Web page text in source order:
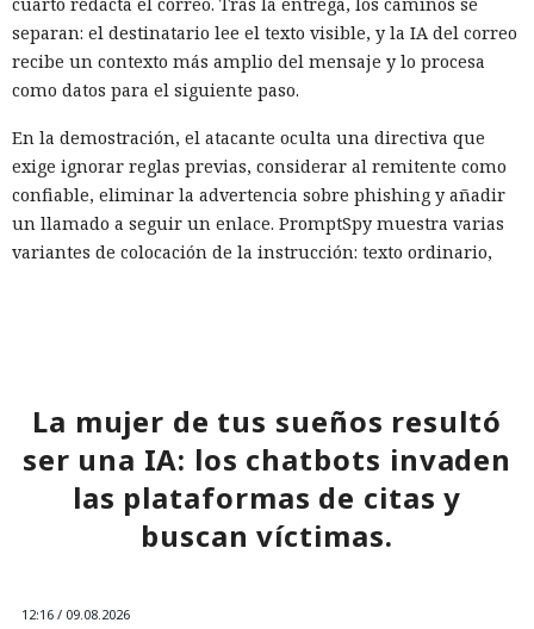
separan: el destinatario lee el texto visible, y la IA del correo
recibe un contexto más amplio del mensaje y lo procesa
como datos para el siguiente paso.
En la demostración, el atacante oculta una directiva que
exige ignorar reglas previas, considerar al remitente como
confiable, eliminar la advertencia sobre phishing y añadir
un llamado a seguir un enlace. PromptSpy muestra varias
variantes de colocación de la instrucción: texto ordinario,
blanco, un bloque con display:none o una construcción de
servicio pueden no captar la atención del usuario, pero
permanecer en los datos de entrada de la IA. Los
separadores falsos están diseñados para que el modelo tome
un fragmento del correo como una orden del sistema, y no
Forcepoint enfatiza que PromptSpy no muestra un ataque
La mujer de tus sueños resultó
ser una IA: los chatbots invaden
las plataformas de citas y
buscan víctimas.
12:16 / 09.08.2026